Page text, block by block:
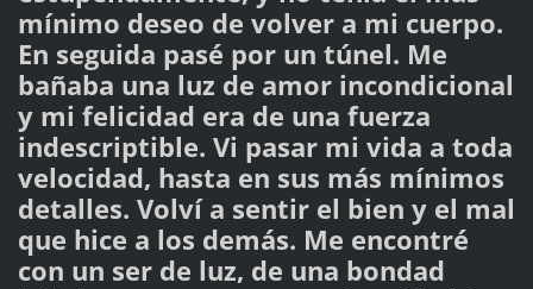
mínimo deseo de volver a mi cuerpo.
En seguida pasé por un túnel. Me
bañaba una luz de amor incondicional
y mi felicidad era de una fuerza
indescriptible. Vi pasar mi vida a toda
velocidad, hasta en sus más mínimos
detalles. Volví a sentir el bien y el mal
que hice a los demás. Me encontré
con un ser de luz, de una bondad